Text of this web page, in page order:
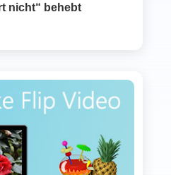
nicht“ behebt